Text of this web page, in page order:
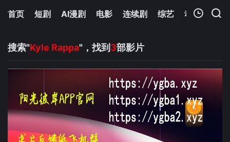
首页 短剧 AI漫剧 电影 连续剧 综艺 动漫
暂无观看影片的记录
搜索"Kyle Rappa"，找到 3部影片